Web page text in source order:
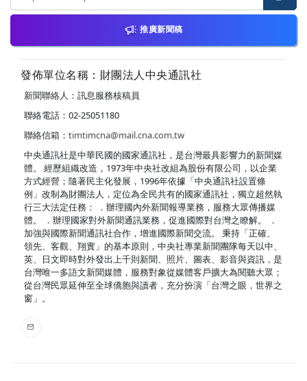
推廣新聞稿
發佈單位名稱：財團法人中央通訊社
新聞聯絡人：訊息服務核稿員
聯絡電話：02-25051180
聯絡信箱： timtimcna@mail.cna.com.tw
中央通訊社是中華民國的國家通訊社，是台灣最具影響力的新聞媒
體。 經歷組織改造，1973年中央社改組為股份有限公司，以企業
方式經營；隨著民主化發展，1996年依據「中央通訊社設置條
例」改制為財團法人，定位為全民共有的國家通訊社，獨立超然執
行三大法定任務： ．辦理國內外新聞報導業務，服務大眾傳播媒
體。 ．辦理國家對外新聞通訊業務，促進國際對台灣之瞭解。 ．
加強與國際新聞通訊社合作，增進國際新聞交流。 秉持「正確、
領先、客觀、翔實」的基本原則，中央社專業新聞團隊每天以中、
英、日文即時對外發出上千則新聞、照片、圖表、影音與資訊，是
台灣唯一多語文新聞媒體，服務對象從媒體客戶擴大為閱聽大眾；
從台灣民眾延伸至全球僑胞與讀者，充分扮演「台灣之眼，世界之
窗」。